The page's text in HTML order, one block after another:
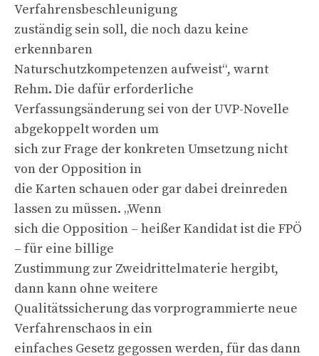
Verfahrensbeschleunigung
zuständig sein soll, die noch dazu keine
erkennbaren
Naturschutzkompetenzen aufweist“, warnt
Rehm. Die dafür erforderliche
Verfassungsänderung sei von der UVP-Novelle
abgekoppelt worden um
sich zur Frage der konkreten Umsetzung nicht
von der Opposition in
die Karten schauen oder gar dabei dreinreden
lassen zu müssen. „Wenn
sich die Opposition – heißer Kandidat ist die FPÖ
– für eine billige
Zustimmung zur Zweidrittelmaterie hergibt,
dann kann ohne weitere
Qualitätssicherung das vorprogrammierte neue
Verfahrenschaos in ein
einfaches Gesetz gegossen werden, für das dann